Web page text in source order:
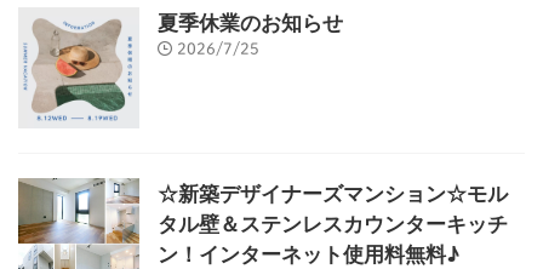
夏季休業のお知らせ
2026/7/25
☆新築デザイナーズマンション☆モル
タル壁＆ステンレスカウンターキッチ
ン！インターネット使用料無料♪